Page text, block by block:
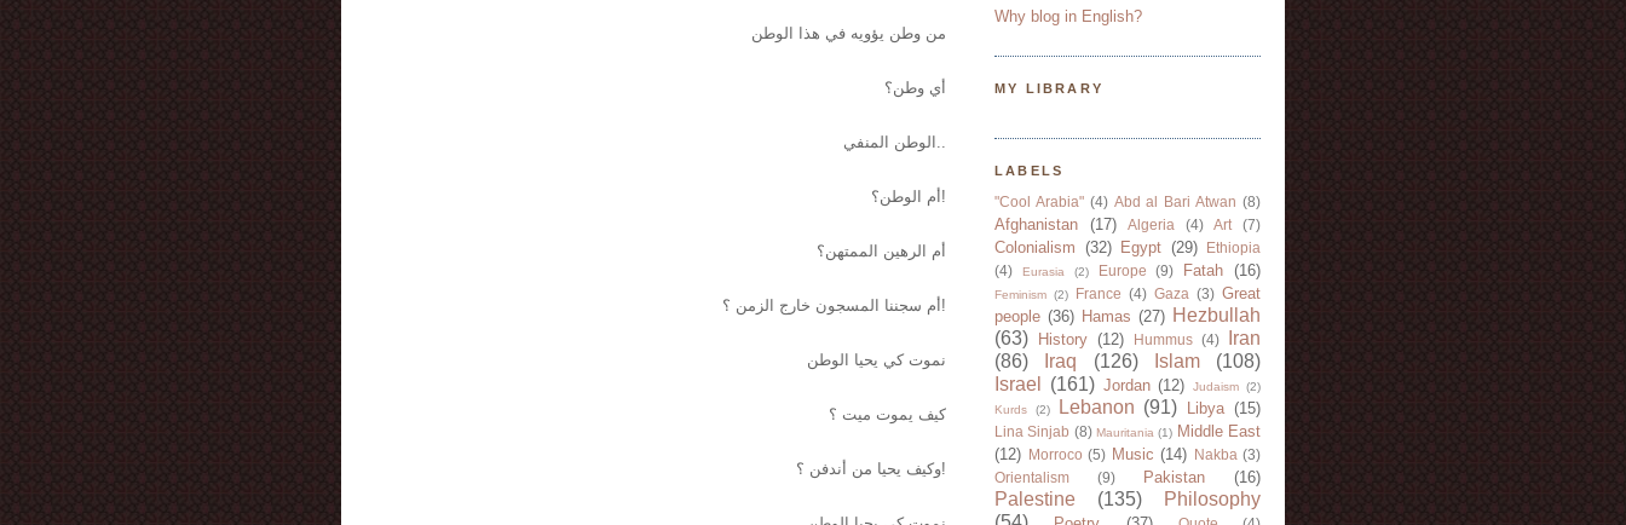
من وطن يؤويه في هذا الوطن
أي وطن؟
أم الوطن؟!
أم الرهين الممتهن؟
أم سجننا المسجون خارج الزمن ؟!
نموت كي يحيا الوطن
كيف يموت ميت ؟
وكيف يحيا من أندفن ؟!
Why blog in English?
MY LIBRARY
LABELS
"Cool Arabia" (4) Abd al Bari Atwan (8)
Afghanistan (17) Algeria (4) Art (7)
Colonialism (32) Egypt (29)
Ethiopia
(4)
Eurasia (2) Europe (9) Fatah (16)
Feminism (2) France (4) Gaza (3) Great
people (36) Hamas (27) Hezbullah
(63)
History (12) Hummus (4)
Iran
(86)
Iraq (126) Islam
(108)
Israel
(161) Jordan (12) Judaism (2)
Kurds
(2) Lebanon (91) Libya (15)
Lina Sinjab (8) Mauritania (1) Middle East
(12)
Morroco (5) Music (14) Nakba (3)
Orientalism
(9) Pakistan (16)
Palestine (135)
Philosophy